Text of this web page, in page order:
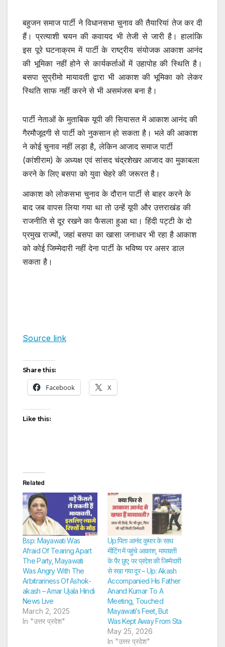
बहुजन समाज पार्टी ने विधानसभा चुनाव की तैयारियां तेज कर दी
हैं। प्रत्याशी चयन की कवायद भी तेजी से जारी है। हालांकि
इस पूरे घटनाक्रम में पार्टी के राष्ट्रीय संयोजक आकाश आनंद
की भूमिका नहीं होने से कार्यकर्ताओं में उहापोह की स्थिति है।
बसपा सुप्रीमो मायावती द्वारा भी आकाश की भूमिका को लेकर
स्थिति साफ नहीं करने से भी असमंजस बना है।
पार्टी नेताओं के मुताबिक यूपी की सियासत में आकाश आनंद की
गैरमौजूदगी से पार्टी को नुकसान हो सकता है। भले की आकाश
ने कोई चुनाव नहीं लड़ा है, लेकिन आजाद समाज पार्टी
(कांशीराम) के अध्यक्ष एवं सांसद चंद्रशेखर आजाद का मुकाबला
करने के लिए बसपा को युवा चेहरे की जरूरत है।
आकाश को लोकसभा चुनाव के दौरान पार्टी से बाहर करने के
बाद जब वापस लिया गया था तो उन्हें यूपी और उत्तराखंड की
राजनीति से दूर रखने का फैसला हुआ था। हिंदी पट्टी के दो
प्रमुख राज्यों, जहां बसपा का खासा जनाधार भी रहा है आकाश
को कोई जिम्मेदारी नहीं देना पार्टी के भविष्य पर असर डाल
सकता है।
Source link
Share this:
Facebook X
Like this:
Related
Bsp: Mayawati Was
Afraid Of Tearing Apart
The Party, Mayawati
Was Angry With The
Arbitrariness Of Ashok-
akash – Amar Ujala Hindi
News Live
March 2, 2025
In "उत्तर प्रदेश"
Up:पिता आनंद कुमार के साथ
मीटिंग में पहुंचे आकाश, मायावती
के पैर छुए; पर प्रदेश की जिम्मेदारी
से रखा गया दूर – Up: Akash
Accompanied His Father
Anand Kumar To A
Meeting, Touched
Mayawati’s Feet, But
Was Kept Away From Sta
May 25, 2026
In "उत्तर प्रदेश"